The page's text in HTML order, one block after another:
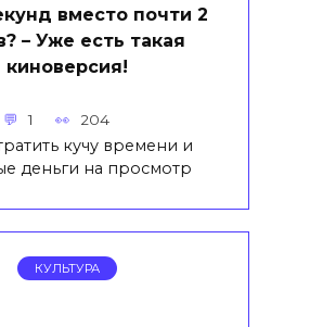
вместо почти 2
– Уже есть такая
киноверсия!
1 204
кучу времени и
деньги на просмотр
КУЛЬТУРА